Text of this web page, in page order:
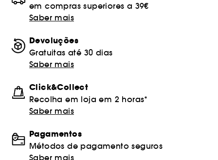
em compras superiores a 39€
Saber mais
Devoluções
Gratuitas até 30 dias
Saber mais
Click&Collect
Recolha em loja em 2 horas*
Saber mais
Pagamentos
Métodos de pagamento seguros
Saber mais